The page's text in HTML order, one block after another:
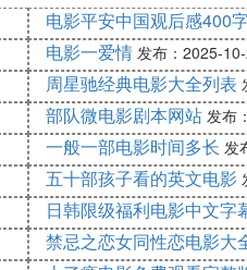
电影平安中国观后感400
电影一爱情 发布：2025-
周星驰经典电影大全列表
部队微电影剧本网站 发布
一般一部电影时间多长 发
五十部孩子看的英文电影
日韩限级福利电影中文字
禁忌之恋女同性恋电影大